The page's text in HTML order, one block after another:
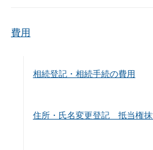
費用
相続登記・相続手続の費用
住所・氏名変更登記 抵当権抹